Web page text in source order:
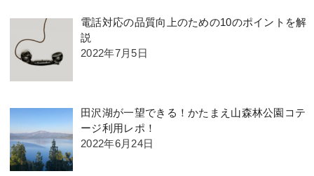
電話対応の品質向上のための10のポイントを解
説
2022年7月5日
田沢湖が一望できる！かたまえ山森林公園コテ
ージ利用レポ！
2022年6月24日